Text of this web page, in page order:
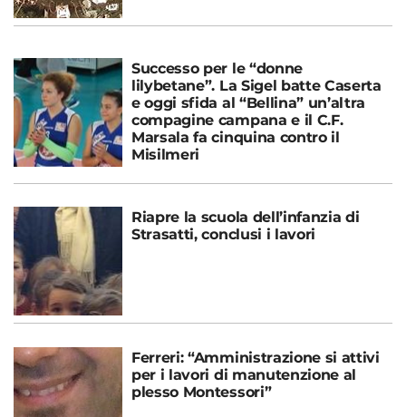
Successo per le “donne
lilybetane”. La Sigel batte Caserta
e oggi sfida al “Bellina” un’altra
compagine campana e il C.F.
Marsala fa cinquina contro il
Misilmeri
Riapre la scuola dell’infanzia di
Strasatti, conclusi i lavori
Ferreri: “Amministrazione si attivi
per i lavori di manutenzione al
plesso Montessori”